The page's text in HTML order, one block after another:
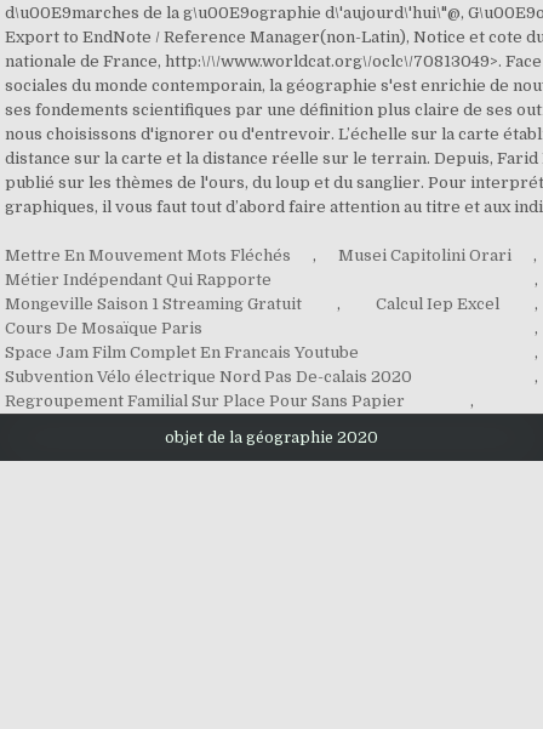
Mettre En Mouvement Mots Fléchés , Musei Capitolini Orari
,
Métier Indépendant Qui Rapporte
,
Mongeville Saison 1 Streaming Gratuit
, Calcul Iep Excel
,
Cours De Mosaïque Paris
,
Space Jam Film Complet En Francais Youtube
,
Subvention Vélo électrique Nord Pas De-calais 2020
,
Regroupement Familial Sur Place Pour Sans Papier
,
objet de la géographie 2020